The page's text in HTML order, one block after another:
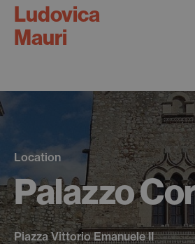
Ludovica
Mauri
Location
Palazzo
Piazza Vittorio Emanuele II